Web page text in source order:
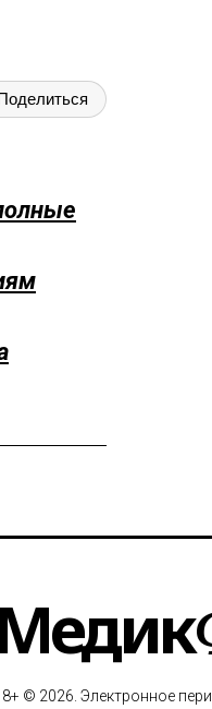
Медик
© 2026. Электронное